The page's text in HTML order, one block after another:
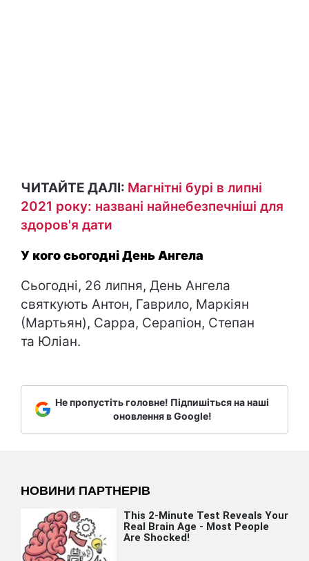
ЧИТАЙТЕ ДАЛІ: Магнітні бурі в липні
2021 року: названі найнебезпечніші для
здоров'я дати
У кого сьогодні День Ангела
Сьогодні, 26 липня, День Ангела
святкують Антон, Гаврило, Маркіян
(Мартьян), Сарра, Серапіон, Степан
та Юліан.
Не пропустіть головне! Підпишіться на наші
оновлення в Google!